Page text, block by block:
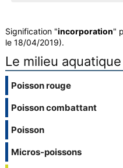
Signification "incorporation"
le 18/04/2019).
Le milieu aquatique
Poisson rouge
Poisson combattant
Poisson
Micros-poissons